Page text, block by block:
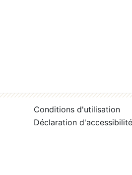
Conditions d'utilisation
Déclaration